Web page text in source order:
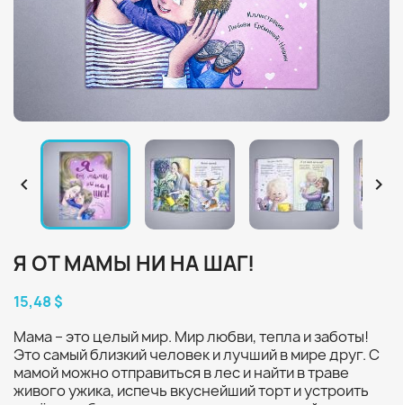
 
Я ОТ МАМЫ НИ НА ШАГ!
15,48 $
Мама – это целый мир. Мир любви, тепла и заботы!
Это самый близкий человек и лучший в мире друг. С
мамой можно отправиться в лес и найти в траве
живого ужика, испечь вкуснейший торт и устроить